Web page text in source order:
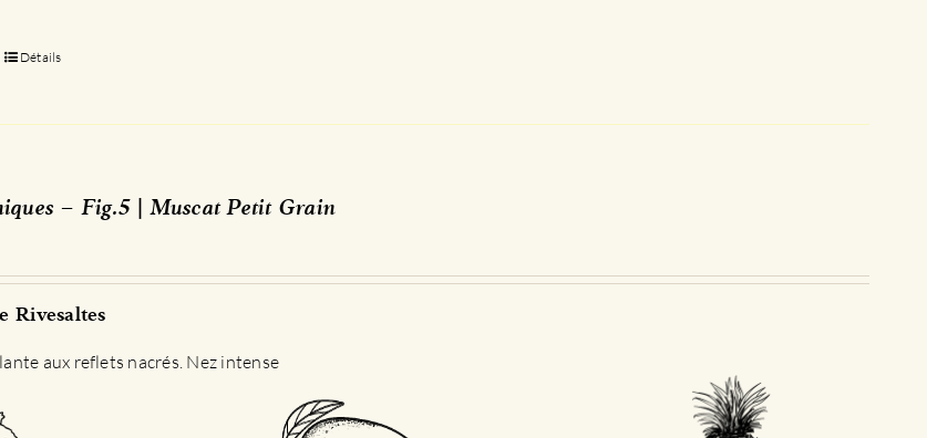
Détails
– Fig.5 | Muscat Petit Grain
Rivesaltes
aux reflets nacrés. Nez intense